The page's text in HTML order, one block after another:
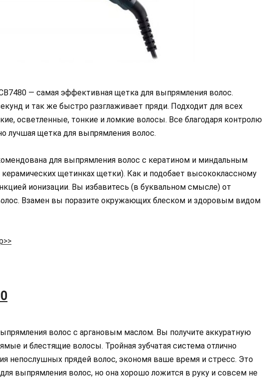
— самая эффективная щетка для выпрямления волос.
и так же быстро разглаживает пряди. Подходит для всех
осветленные, тонкие и ломкие волосы. Все благодаря контролю
лучшая щетка для выпрямления волос.
для выпрямления волос с кератином и миндальным
щетинках щетки). Как и подобает высококлассному
ионизации. Вы избавитесь (в буквальном смысле) от
Взамен вы поразите окружающих блеском и здоровым видом
волос с аргановым маслом. Вы получите аккуратную
и блестящие волосы. Тройная зубчатая система отлично
непослушных прядей волос, экономя ваше время и стресс. Это
выпрямления волос, но она хорошо ложится в руку и совсем не